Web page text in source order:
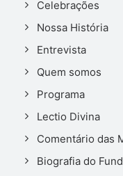
Celebrações
Nossa História
Entrevista
Quem somos
Programa
Lectio Divina
Comentário das
Biografia do